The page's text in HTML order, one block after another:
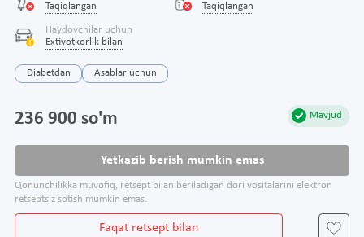
Taqiqlangan
Taqiqlangan
Haydovchilar uchun
Extiyotkorlik bilan
Diabetdan Asablar uchun
Mavjud
236 900 so'm
Yetkazib berish mumkin emas
Qonunchilikka muvofiq, retsept bilan beriladigan dori vositalarini elektron
retseptsiz sotish mumkin emas.
Faqat retsept bilan